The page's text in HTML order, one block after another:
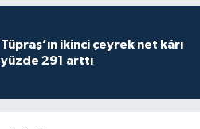
Tüpraş’ın ikinci çeyrek net kârı
yüzde 291 arttı